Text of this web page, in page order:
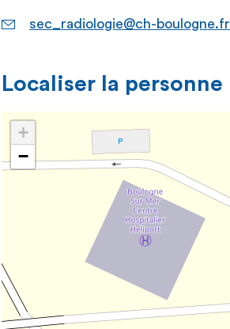
sec_radiologie@ch-boulogne.fr
Localiser la personne
+
−